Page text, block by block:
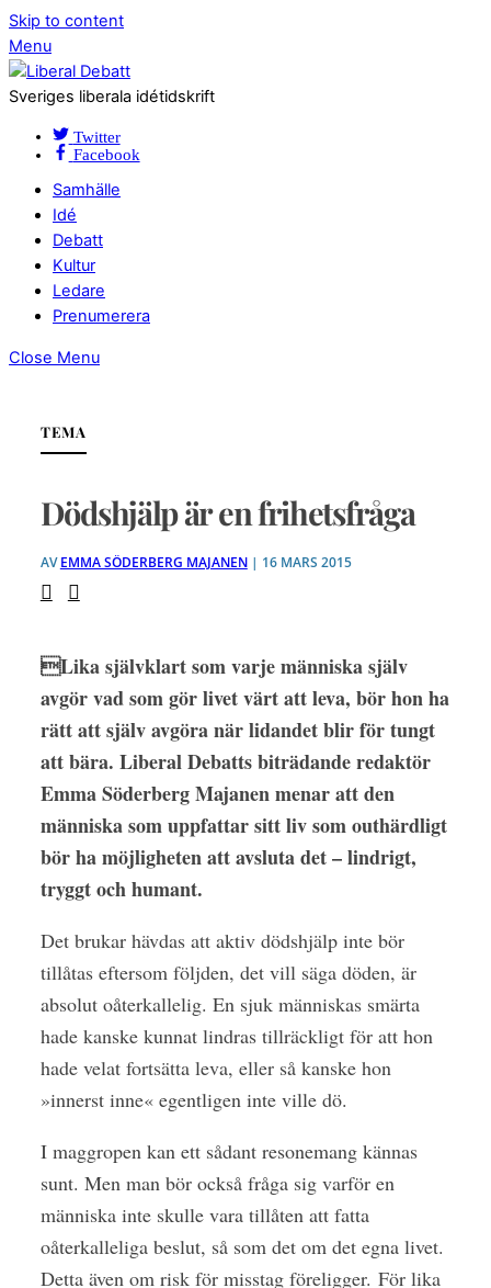
Skip to content
Menu
Sveriges liberala idétidskrift
Twitter
Facebook
Samhälle
Idé
Debatt
Kultur
Ledare
Prenumerera
Close Menu
TEMA
Dödshjälp är en frihetsfråga
AVEMMA SÖDERBERG MAJANEN| 16 MARS 2015
Lika självklart som varje människa själv
avgör vad som görlivet värt att leva, bör hon ha
rätt att själv avgöra när lidandet blir för tungt
att bära. Liberal Debatts biträdande redaktör
Emma Söderberg Majanen menar att den
människa som uppfattar sitt liv som outhärdligt
bör ha ­möjligheten att avsluta det – lindrigt,
tryggt och humant.
Det brukar hävdas att aktiv dödshjälp inte bör
tillåtas eftersom följden, det vill säga döden, är
absolut oåterkallelig. En sjuk människas smärta
hade kanske kunnat lindras tillräckligt för att hon
hade velat fortsätta leva, eller så kanske hon
»innerst inne« egentligen inte ville dö.
I maggropen kan ett sådant resonemang kännas
sunt. Men man bör också fråga sig varför en
människa inte skulle vara tillåten att fatta
oåterkalleliga beslut, så som det om det egna livet.
Detta även om risk för misstag föreligger. För lika